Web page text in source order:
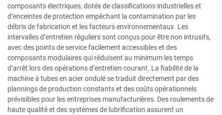
composants électriques, dotés de classifications industrielles et
d’enceintes de protection empêchant la contamination par les
débris de fabrication et les facteurs environnementaux. Les
intervalles d’entretien réguliers sont conçus pour être non intrusifs,
avec des points de service facilement accessibles et des
composants modulaires qui réduisent au minimum les temps
d’arrêt lors des opérations d’entretien courant. La fiabilité de la
machine à tubes en acier ondulé se traduit directement par des
plannings de production constants et des coûts opérationnels
prévisibles pour les entreprises manufacturières. Des roulements de
haute qualité et des systèmes de lubrification assurent un